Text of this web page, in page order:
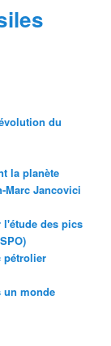
du
la planète
Marc Jancovici
des pics
pétrolier
un monde